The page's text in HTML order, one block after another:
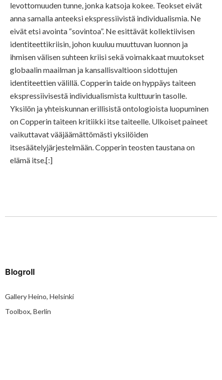
levottomuuden tunne, jonka katsoja kokee. Teokset eivät
anna samalla anteeksi ekspressiivistä individualismia. Ne
eivät etsi avointa “sovintoa”. Ne esittävät kollektiivisen
identiteettikriisin, johon kuuluu muuttuvan luonnon ja
ihmisen välisen suhteen kriisi sekä voimakkaat muutokset
globaalin maailman ja kansallisvaltioon sidottujen
identiteettien välillä. Copperin taide on hyppäys taiteen
ekspressiivisestä individualismista kulttuurin tasolle.
Yksilön ja yhteiskunnan erillisistä ontologioista luopuminen
on Copperin taiteen kritiikki itse taiteelle. Ulkoiset paineet
vaikuttavat vääjäämättömästi yksilöiden
itsesäätelyjärjestelmään. Copperin teosten taustana on
elämä itse.[:]
Blogroll
Gallery Heino, Helsinki
Toolbox, Berlin